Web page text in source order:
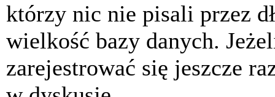
którzy nic nie pisali przez
wielkość bazy danych.
zarejestrować się jeszcze